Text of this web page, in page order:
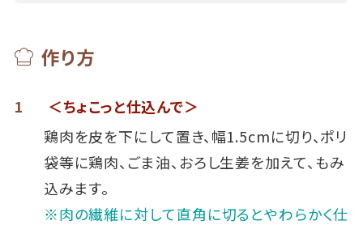
作り方
1
＜ちょこっと仕込んで＞
鶏肉を皮を下にして置き、幅1.5cmに切り、ポリ
袋等に鶏肉、ごま油、おろし生姜を加えて、もみ
込みます。
※肉の繊維に対して直角に切るとやわらかく仕